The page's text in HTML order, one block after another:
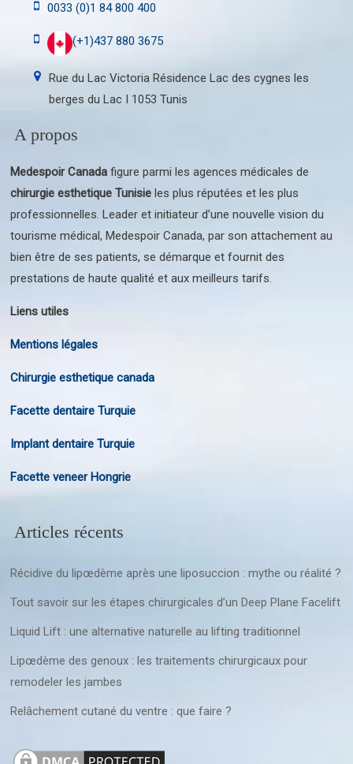
0033 (0)1 84 800 400
(+1)437 880 3675
Rue du Lac Victoria Résidence Lac des cygnes les
berges du Lac I 1053 Tunis
A propos
Medespoir Canada figure parmi les agences médicales de
chirurgie esthetique Tunisie les plus réputées et les plus
professionnelles. Leader et initiateur d’une nouvelle vision du
tourisme médical, Medespoir Canada, par son attachement au
bien être de ses patients, se démarque et fournit des
prestations de haute qualité et aux meilleurs tarifs.
Liens utiles
Mentions légales
Chirurgie esthetique canada
Facette dentaire Turquie
Implant dentaire Turquie
Facette veneer Hongrie
Articles récents
Récidive du lipœdème après une liposuccion : mythe ou réalité ?
Tout savoir sur les étapes chirurgicales d’un Deep Plane Facelift
Liquid Lift : une alternative naturelle au lifting traditionnel
Lipœdème des genoux : les traitements chirurgicaux pour
remodeler les jambes
Relâchement cutané du ventre : que faire ?